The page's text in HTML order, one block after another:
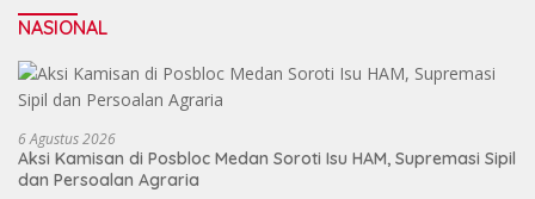
NASIONAL
6 Agustus 2026
Aksi Kamisan di Posbloc Medan Soroti Isu HAM, Supremasi Sipil
dan Persoalan Agraria